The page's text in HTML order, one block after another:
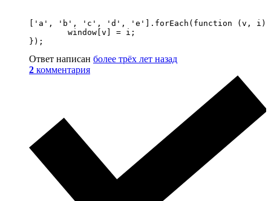
['a', 'b', 'c', 'd', 'e'].forEach(function (v, i)
});
Ответ написан более трёх лет назад
2 комментария